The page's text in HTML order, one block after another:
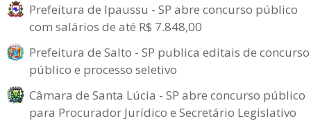
Prefeitura de Ipaussu - SP abre concurso público
com salários de até R$ 7.848,00
Prefeitura de Salto - SP publica editais de concurso
público e processo seletivo
Câmara de Santa Lúcia - SP abre concurso público
para Procurador Jurídico e Secretário Legislativo